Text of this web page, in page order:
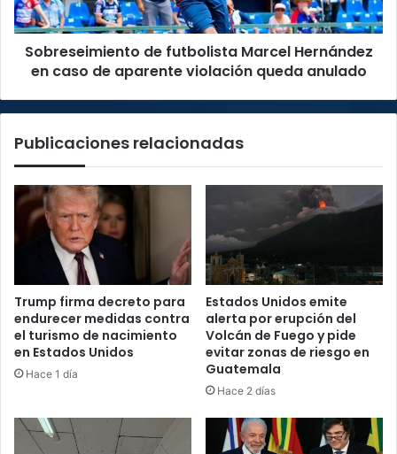
de
aparente
violación
queda
Sobreseimiento de futbolista Marcel Hernández
en caso de aparente violación queda anulado
Publicaciones relacionadas
Trump firma decreto para
endurecer medidas contra
el turismo de nacimiento
en Estados Unidos
Hace 1 día
Estados Unidos emite
alerta por erupción del
Volcán de Fuego y pide
evitar zonas de riesgo en
Guatemala
Hace 2 días